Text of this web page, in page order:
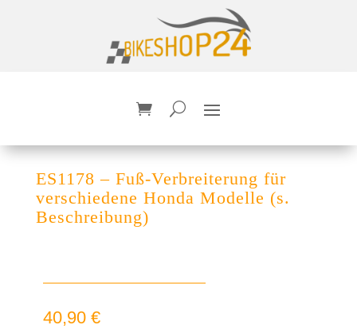
ES1178 – Fuß-Verbreiterung für
verschiedene Honda Modelle (s.
Beschreibung)
40,90 €